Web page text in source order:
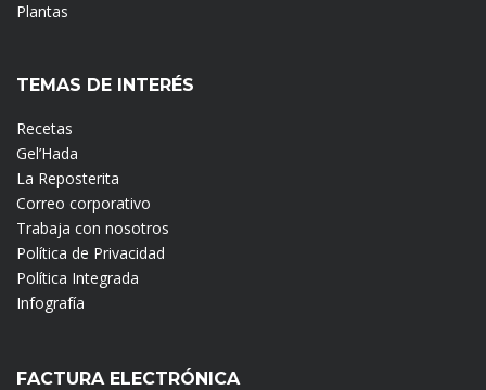
Plantas
TEMAS DE INTERÉS
Recetas
Gel’Hada
La Reposterita
Correo corporativo
Trabaja con nosotros
Política de Privacidad
Política Integrada
Infografía
FACTURA ELECTRÓNICA